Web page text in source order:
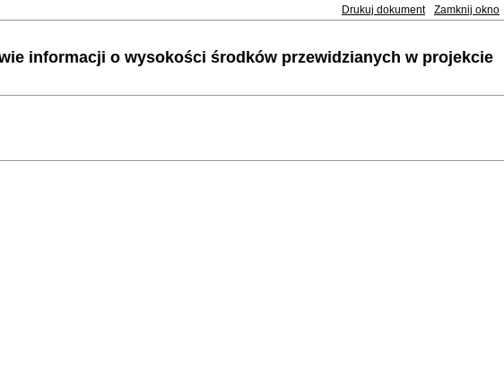
Zamknij okno
Drukuj dokument
informacji o wysokości środków przewidzianych w projekcie